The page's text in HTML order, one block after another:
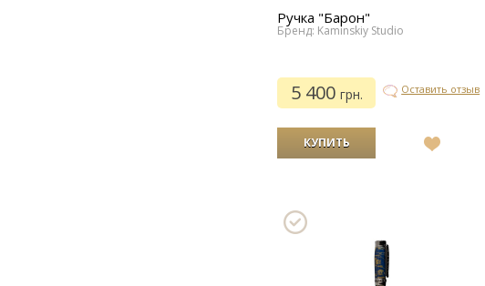
Ручка "Барон"
Бренд: Kaminskiy Studio
5 400 грн. Оставить отзыв